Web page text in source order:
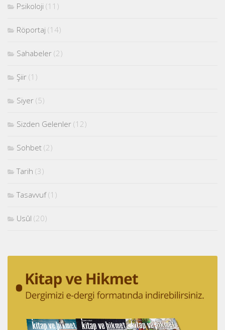
Psikoloji (11)
Röportaj (14)
Sahabeler (2)
Şiir (1)
Siyer (5)
Sizden Gelenler (12)
Sohbet (2)
Tarih (3)
Tasavvuf(1)
Usûl (20)